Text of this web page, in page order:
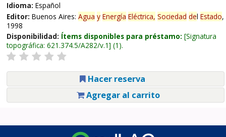
Idioma: Español
Editor: Buenos Aires: Agua y Energía Eléctrica, Sociedad del Estado,
1998
Disponibilidad: Ítems disponibles para préstamo: Signatura
topográfica: 621.374.5/A282/v.1 (1).
Hacer reserva
Agregar al carrito